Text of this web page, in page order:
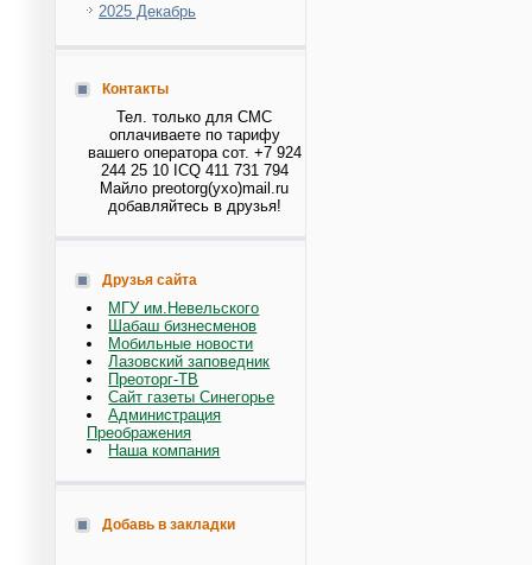
2025 Декабрь
Контакты
Тел. только для СМС
оплачиваете по тарифу
вашего оператора сот. +7 924
244 25 10 ICQ 411 731 794
Майло preotorg(ухо)mail.ru
добавляйтесь в друзья!
Друзья сайта
МГУ им.Невельского
Шабаш бизнесменов
Мобильные новости
Лазовский заповедник
Преоторг-ТВ
Сайт газеты Синегорье
Администрация
Преображения
Наша компания
Добавь в закладки